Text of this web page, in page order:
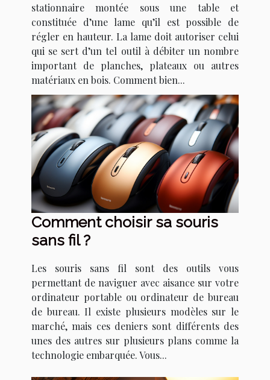
stationnaire montée sous une table et
constituée d’une lame qu’il est possible de
régler en hauteur. La lame doit autoriser celui
qui se sert d’un tel outil à débiter un nombre
important de planches, plateaux ou autres
matériaux en bois. Comment bien...
Comment choisir sa souris
sans fil ?
Les souris sans fil sont des outils vous
permettant de naviguer avec aisance sur votre
ordinateur portable ou ordinateur de bureau
de bureau. Il existe plusieurs modèles sur le
marché, mais ces deniers sont différents des
unes des autres sur plusieurs plans comme la
technologie embarquée. Vous...